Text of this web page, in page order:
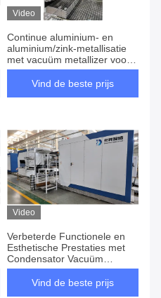
Video
Continue aluminium- en
aluminium/zink-metallisatie
met vacuüm metallizer voor
condensatoren
Vind de beste prijs
Video
Verbeterde Functionele en
Esthetische Prestaties met
Condensator Vacuüm
Metallizer
Vind de beste prijs